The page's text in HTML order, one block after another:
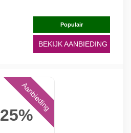
Populair
BEKIJK AANBIEDING
25%
Aanbieding